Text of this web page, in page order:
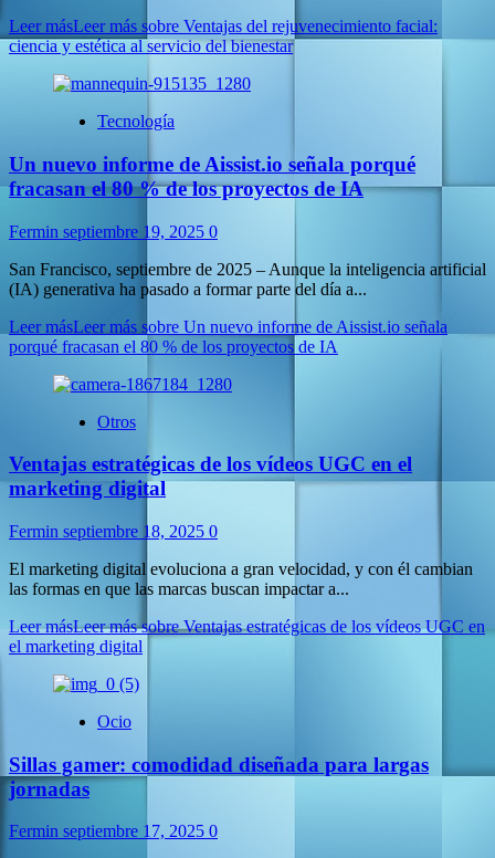
Leer másLeer más sobre Ventajas del rejuvenecimiento facial:
ciencia y estética al servicio del bienestar
Tecnología
Un nuevo informe de Aissist.io señala porqué
fracasan el 80 % de los proyectos de IA
Fermin septiembre 19, 2025 0
San Francisco, septiembre de 2025 – Aunque la inteligencia artificial
(IA) generativa ha pasado a formar parte del día a...
Leer másLeer más sobre Un nuevo informe de Aissist.io señala
porqué fracasan el 80 % de los proyectos de IA
Otros
Ventajas estratégicas de los vídeos UGC en el
marketing digital
Fermin septiembre 18, 2025 0
El marketing digital evoluciona a gran velocidad, y con él cambian
las formas en que las marcas buscan impactar a...
Leer másLeer más sobre Ventajas estratégicas de los vídeos UGC en
el marketing digital
Ocio
Sillas gamer: comodidad diseñada para largas
jornadas
Fermin septiembre 17, 2025 0